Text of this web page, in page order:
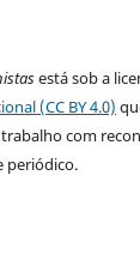
está sob a
(CC BY 4.0)
com
periódico.